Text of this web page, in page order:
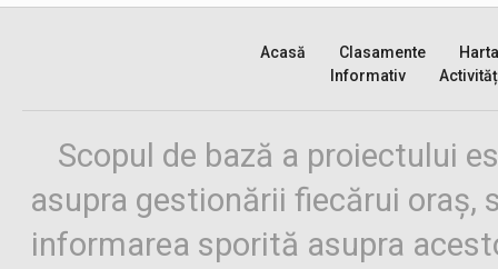
Acasă Clasamente
Harta
Informativ
Scopul de bază a proiectului
asupra gestionării fiecărui oraș,
informarea sporită asupra